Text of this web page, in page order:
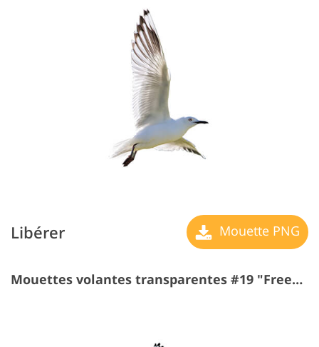
Libérer Mouette PNG
Mouettes volantes transparentes #19 "Freedom de Flight"